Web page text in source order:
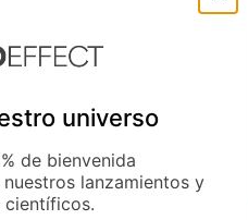
universo
de bienvenida
lanzamientos y
científicos.